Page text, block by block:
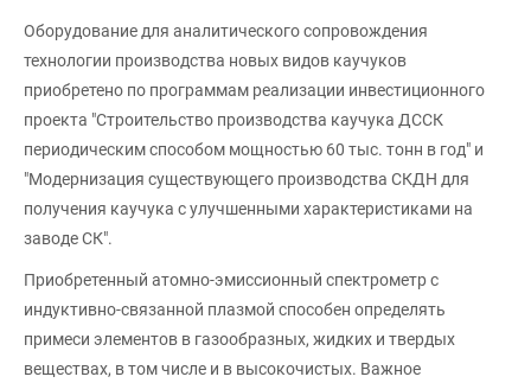
Оборудование для аналитического сопровождения
технологии производства новых видов каучуков
приобретено по программам реализации инвестиционного
проекта "Строительство производства каучука ДССК
периодическим способом мощностью 60 тыс. тонн в год" и
"Модернизация существующего производства СКДН для
получения каучука с улучшенными характеристиками на
заводе СК".
Приобретенный атомно-эмиссионный спектрометр с
индуктивно-связанной плазмой способен определять
примеси элементов в газообразных, жидких и твердых
веществах, в том числе и в высокочистых. Важное